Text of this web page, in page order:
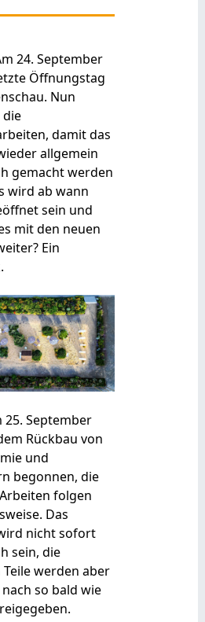
24. September
Öffnungstag
Nun
damit das
allgemein
gemacht werden
wird ab wann
sein und
mit den neuen
Ein
25. September
Rückbau von
und
begonnen, die
folgen
Das
nicht sofort
sein, die
werden aber
so bald wie